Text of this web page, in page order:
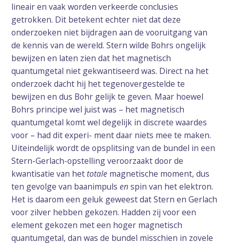
lineair en vaak worden verkeerde conclusies
getrokken. Dit betekent echter niet dat deze
onderzoeken niet bijdragen aan de vooruitgang van
de kennis van de wereld. Stern wilde Bohrs ongelijk
bewijzen en laten zien dat het magnetisch
quantumgetal niet gekwantiseerd was. Direct na het
onderzoek dacht hij het tegenovergestelde te
bewijzen en dus Bohr gelijk te geven. Maar hoewel
Bohrs principe wel juist was – het magnetisch
quantumgetal komt wel degelijk in discrete waardes
voor – had dit experi- ment daar niets mee te maken.
Uiteindelijk wordt de opsplitsing van de bundel in een
Stern-Gerlach-opstelling veroorzaakt door de
kwantisatie van het totale magnetische moment, dus
ten gevolge van baanimpulsenspin van het elektron.
Het is daarom een geluk geweest dat Stern en Gerlach
voor zilver hebben gekozen. Hadden zij voor een
element gekozen met een hoger magnetisch
quantumgetal, dan was de bundel misschien in zovele